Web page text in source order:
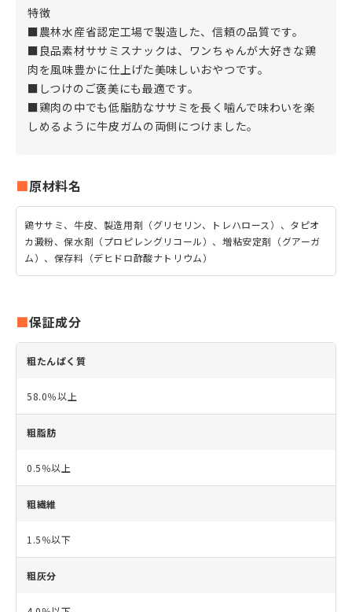
特徴
■農林水産省認定工場で製造した、信頼の品質です。
■良品素材ササミスナックは、ワンちゃんが大好きな鶏
肉を風味豊かに仕上げた美味しいおやつです。
■しつけのご褒美にも最適です。
■鶏肉の中でも低脂肪なササミを長く噛んで味わいを楽
しめるように牛皮ガムの両側につけました。
原材料名
鶏ササミ、牛皮、製造用剤（グリセリン、トレハロース）、タピオ
カ澱粉、保水剤（プロピレングリコール）、増粘安定剤（グアーガ
ム）、保存料（デヒドロ酢酸ナトリウム）
保証成分
粗たんぱく質
58.0％以上
粗脂肪
0.5％以上
粗繊維
1.5％以下
粗灰分